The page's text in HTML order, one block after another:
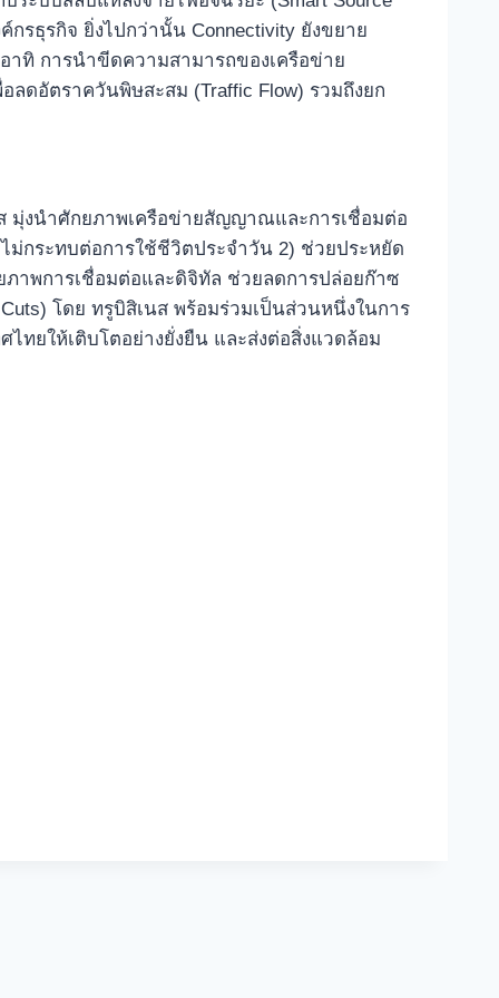
กรธุรกิจ ยิ่งไปกว่านั้น Connectivity ยังขยาย
าทิ การนำขีดความสามารถของเครือข่าย
ดอัตราควันพิษสะสม (Traffic Flow) รวมถึงยก
มุ่งนำศักยภาพเครือข่ายสัญญาณและการเชื่อมต่อ
ม่กระทบต่อการใช้ชีวิตประจำวัน 2) ช่วยประหยัด
าพการเชื่อมต่อและดิจิทัล ช่วยลดการปล่อยก๊าซ
โดย ทรูบิสิเนส พร้อมร่วมเป็นส่วนหนึ่งในการ
ทยให้เติบโตอย่างยั่งยืน และส่งต่อสิ่งแวดล้อม